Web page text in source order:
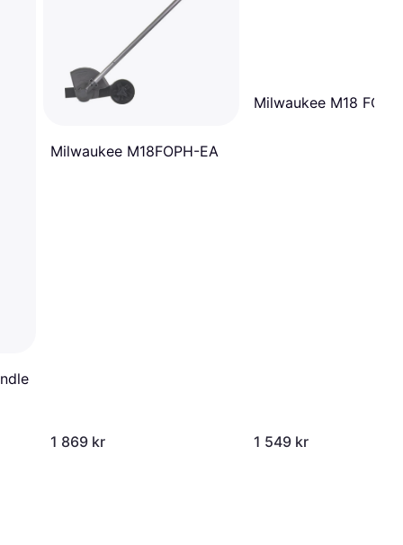
Milwaukee M18FOPH-EA
1 869 kr
Milwaukee M18
1 549 kr